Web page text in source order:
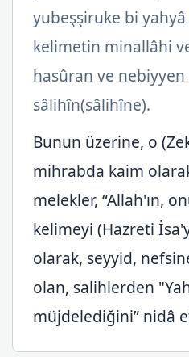
yubeşşiruke bi
kelimetin minallâhi
hasûran ve
sâlihîn(sâlihîne).
Bunun üzerine, o
mihrabda kaim
melekler, “Allah'ın,
kelimeyi (Hazreti
olarak, seyyid,
olan, salihlerden
müjdelediğini” nidâ